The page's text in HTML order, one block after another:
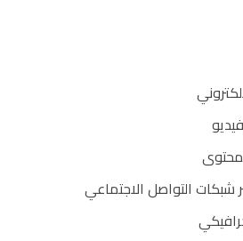
شبكات التواصل الاجتماعي